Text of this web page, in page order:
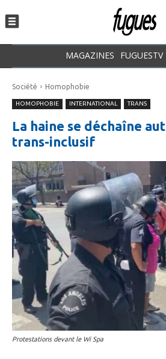
MAGAZINES FUGUESTV
Société Homophobie
HOMOPHOBIE INTERNATIONAL TRANS
La haine se déchaîne
trans-inclusif
Protestations devant le Wi Spa